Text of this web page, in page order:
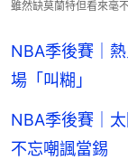
雖然缺莫蘭特但看來毫
NBA季後賽｜
場「叫糊」
NBA季後賽｜
不忘嘲諷當錫